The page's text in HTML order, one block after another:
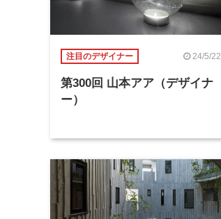
注目のデザイナー 24/5/22
第300回 山本アア（デザイナ
ー）